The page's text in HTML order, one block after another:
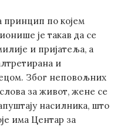
принцип по којем
је такав да се
и пријатеља, а
и
Због неповољних
за живот, жене се
насилника, што
има Центар за